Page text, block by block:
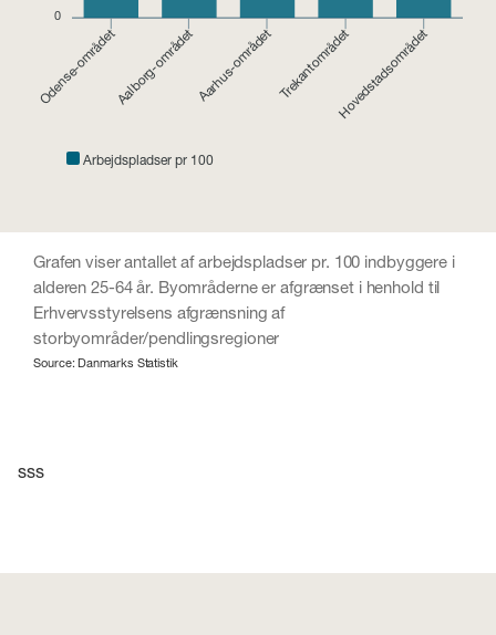
Arbejdspladser pr 100
Odense-områdetAalborg-området Aarhus-området TrekantområdetHovedstadsområdet
0
Grafen viser antallet af arbejdspladser pr. 100 indbyggere i
alderen 25-64 år. Byområderne er afgrænset i henhold til
Erhvervsstyrelsens afgrænsning af
storbyområder/pendlingsregioner
Source: Danmarks Statistik
sss